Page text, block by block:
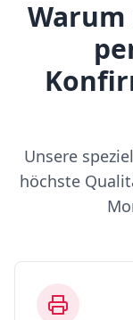
Warum
Unsere
höchste